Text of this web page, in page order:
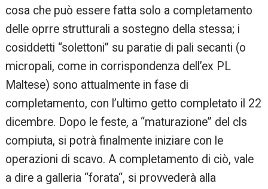
cosa che può essere fatta solo a completamento
delle oprre strutturali a sostegno della stessa; i
cosiddetti “solettoni” su paratie di pali secanti (o
micropali, come in corrispondenza dell’ex PL
Maltese) sono attualmente in fase di
completamento, con l’ultimo getto completato il 22
dicembre. Dopo le feste, a “maturazione” del cls
compiuta, si potrà finalmente iniziare con le
operazioni di scavo. A completamento di ciò, vale
a dire a galleria “forata“, si provvederà alla